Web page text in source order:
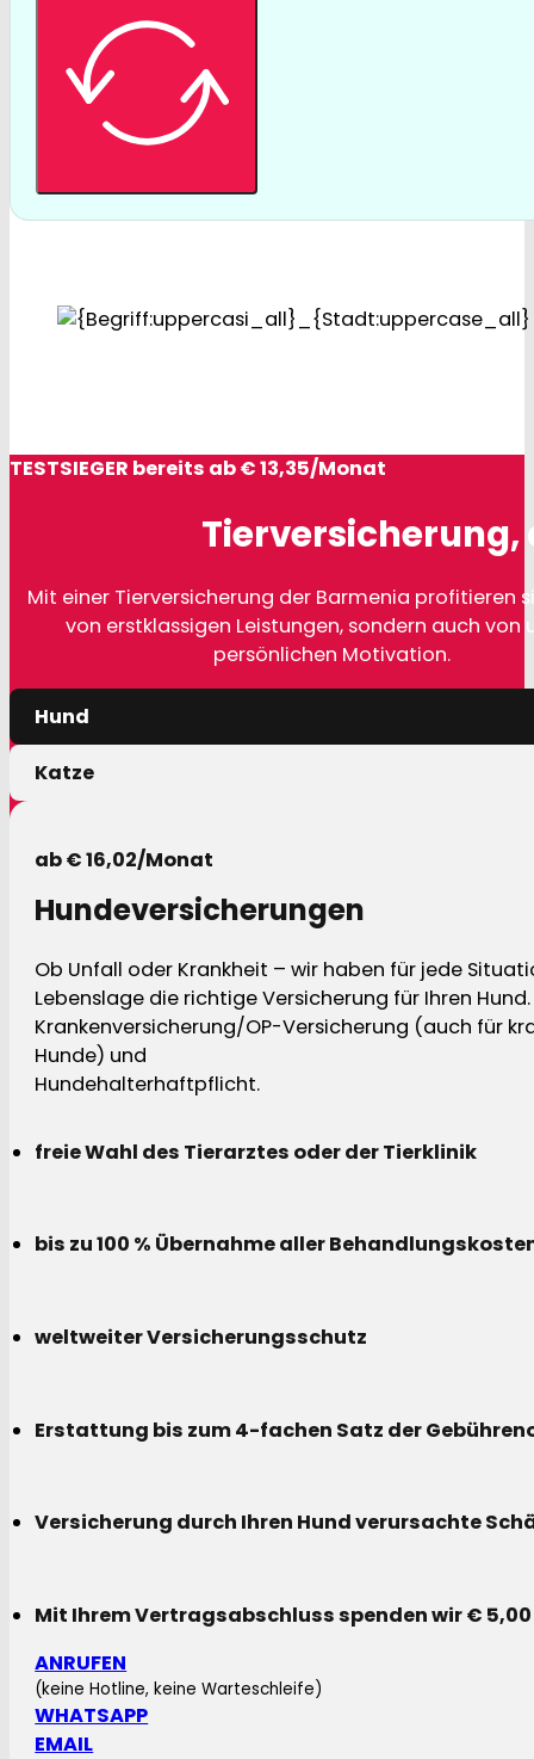
TESTSIEGER bereits ab € 13,35/Monat
Tierversicherung,
Mit einer Tierversicherung der Barmenia profitieren
von erstklassigen Leistungen, sondern auch von
persönlichen Motivation.
Hund
Katze
ab € 16,02/Monat
Hundeversicherungen
Ob Unfall oder Krankheit – wir haben für jede
Lebenslage die richtige Versicherung für Ihren Hund.
Krankenversicherung/OP-Versicherung (auch für
Hunde) und
Hundehalterhaftpflicht.
freie Wahl des Tierarztes oder der Tierklinik
bis zu 100 % Übernahme aller
weltweiter Versicherungsschutz
Erstattung bis zum 4-fachen Satz der
Versicherung durch Ihren Hund verursachte
Mit Ihrem Vertragsabschluss spenden wir €
ANRUFEN
(keine Hotline, keine Warteschleife)
WHATSAPP
EMAIL